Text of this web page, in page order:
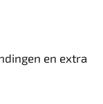
en extra